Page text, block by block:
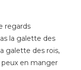
regards
la galette des
galette des rois,
peux en manger